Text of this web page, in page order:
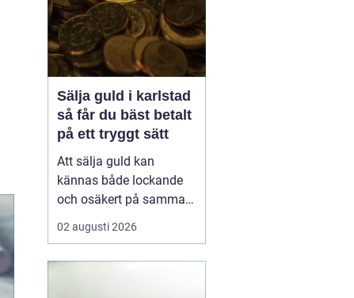
Sälja guld i karlstad
så får du bäst betalt
på ett tryggt sätt
Att sälja guld kan
kännas både lockande
och osäkert på samma
gång. Många har gamla
smycken, arvegods eller
02 augusti 2026